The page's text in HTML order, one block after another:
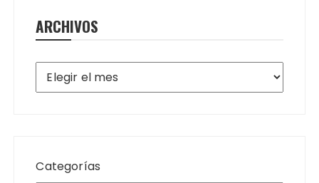
ARCHIVOS
Archivos
Categorías